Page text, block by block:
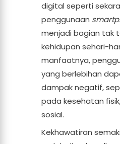
digital seperti
penggunaan
menjadi bagian tak
kehidupan sehari-
manfaatnya,
yang berlebihan
dampak negatif,
pada kesehatan
sosial.
Kekhawatiran